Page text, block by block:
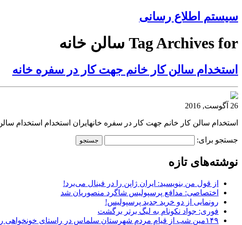
سیستم اطلاع رسانی
Tag Archives for سالن خانه
استخدام سالن کار خانم جهت کار در سفره خانه
26 آگوست, 2016
استخدام سالن کار خانم جهت کار در سفره خانهایران استخدام استخدام
جستجو برای:
نوشته‌های تازه
از قول من بنویسید: ایران ژاپن را در فینال می‌برد!
اختصاصی: مدافع پرسپولیس شاگرد منصوریان شد
رونمایی از دو خرید جدید پرسپولیس!
فوری: جواد نکونام به لیگ برتر برگشت
۱۴۹مین شب از قیام مردم شهرستان سلماس در راستای خونخواهی رهبر شهید + تصاویر